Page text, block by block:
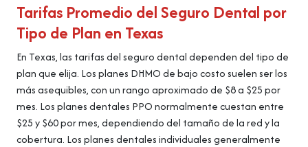
Tarifas Promedio del Seguro Dental por
Tipo de Plan en Texas
En Texas, las tarifas del seguro dental dependen del tipo de
plan que elija. Los planes DHMO de bajo costo suelen ser los
más asequibles, con un rango aproximado de $8 a $25 por
mes. Los planes dentales PPO normalmente cuestan entre
$25 y $60 por mes, dependiendo del tamaño de la red y la
cobertura. Los planes dentales individuales generalmente